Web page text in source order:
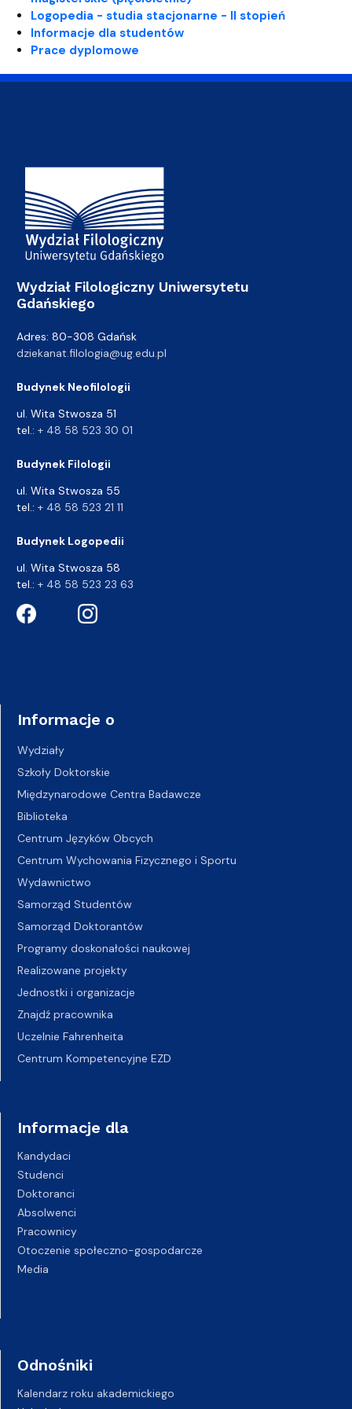
Logopedia - studia stacjonarne - II stopień
Informacje dla studentów
Prace dyplomowe
Adres Wydziału
Wydział Filologiczny Uniwersytetu
Gdańskiego
Adres: 80-308 Gdańsk
dziekanat.filologia@ug.edu.pl
Budynek Neofilologii
ul. Wita Stwosza 51
tel.: + 48 58 523 30 01
Budynek Filologii
ul. Wita Stwosza 55
tel.: + 48 58 523 21 11
Budynek Logopedii
ul. Wita Stwosza 58
tel.: + 48 58 523 23 63
Informacje o
Wydziały
Szkoły Doktorskie
Międzynarodowe Centra Badawcze
Biblioteka
Centrum Języków Obcych
Centrum Wychowania Fizycznego i Sportu
Wydawnictwo
Samorząd Studentów
Samorząd Doktorantów
Programy doskonałości naukowej
Realizowane projekty
Jednostki i organizacje
Znajdź pracownika
Uczelnie Fahrenheita
Centrum Kompetencyjne EZD
Informacje dla
Kandydaci
Studenci
Doktoranci
Absolwenci
Pracownicy
Otoczenie społeczno-gospodarcze
Media
Odnośniki
Kalendarz roku akademickiego